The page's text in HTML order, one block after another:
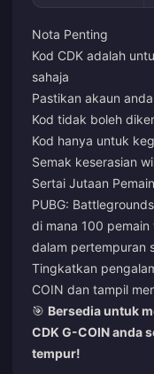
Nota Penting
Kod CDK adalah
sahaja
Pastikan akaun
Kod tidak boleh
Kod hanya untuk
Semak keserasian
Sertai Jutaan
PUBG:
di mana 100
dalam pertempuran
Tingkatkan
COIN dan tampil
🎯 Bersedia untuk
CDK G-COIN anda
tempur!